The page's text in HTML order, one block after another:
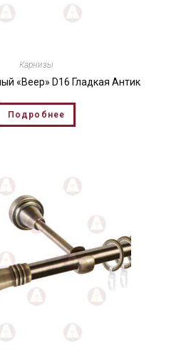
Карнизы
«Веер» D16 Гладкая Антик
Подробнее